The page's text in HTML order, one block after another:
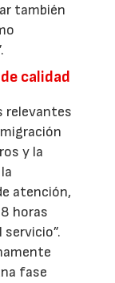
también
calidad
relevantes
y la
atención,
horas
fase